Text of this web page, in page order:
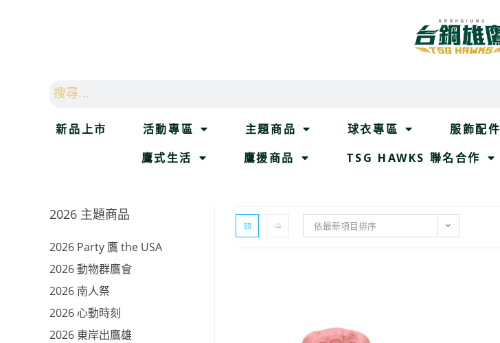
新品上市 活動專區 主題商品 球衣專區 服飾配件
鷹式生活
鷹援商品 TSG HAWKS 聯名合作
依最新項目排序
2026 主題商品
2026 Party 鷹 the USA
2026 動物群鷹會
2026 南人祭
2026 心動時刻
2026 東岸出鷹雄